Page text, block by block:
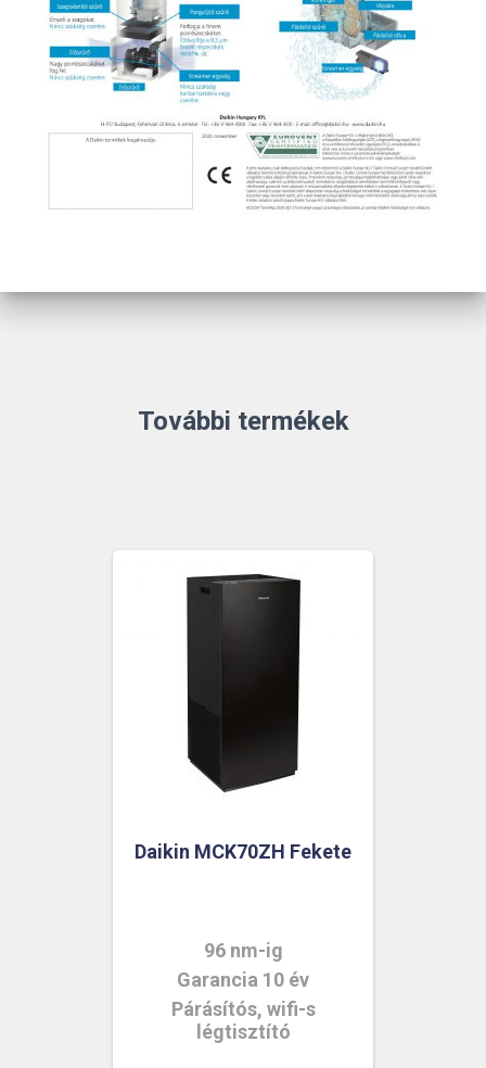
További termékek
Daikin MCK70ZH Fekete
96 nm-ig
Garancia 10 év
Párásítós, wifi-s
légtisztító